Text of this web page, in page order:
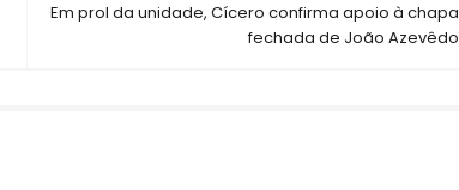
Em prol da unidade, Cícero confirma apoio à chapa
fechada de João Azevêdo